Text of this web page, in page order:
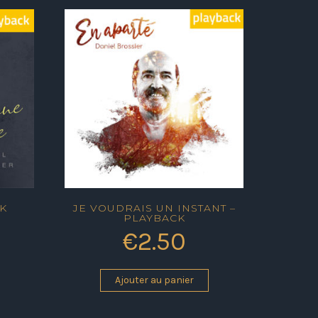
JE VOUDRAIS UN INSTANT –
PLAYBACK
€2.50
Ajouter au panier